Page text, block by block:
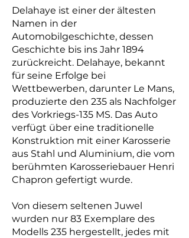
Delahaye ist einer der ältesten
Namen in der
Automobilgeschichte, dessen
Geschichte bis ins Jahr 1894
zurückreicht. Delahaye, bekannt
für seine Erfolge bei
Wettbewerben, darunter Le Mans,
produzierte den 235 als Nachfolger
des Vorkriegs-135 MS. Das Auto
verfügt über eine traditionelle
Konstruktion mit einer Karosserie
aus Stahl und Aluminium, die vom
berühmten Karosseriebauer Henri
Chapron gefertigt wurde.
Von diesem seltenen Juwel
wurden nur 83 Exemplare des
Modells 235 hergestellt, jedes mit